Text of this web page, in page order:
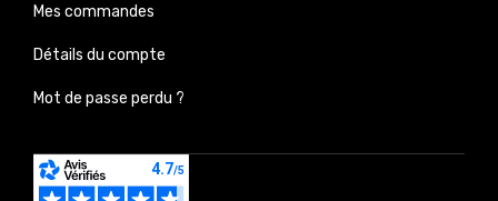
Mes commandes
Détails du compte
Mot de passe perdu ?